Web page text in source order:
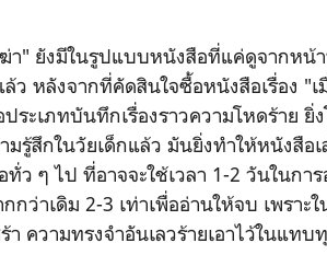
" ยังมีในรูปแบบหนังสือที่แค่ดูจากหน้
ว หลังจากที่คัดสินใจซื้อหนังสือเรื่อง "
ระเภทบันทึกเรื่องราวความโหดร้าย ยิ่ง
รู้สึกในวัยเด็กแล้ว มันยิ่งทำให้หนังสือ
ว ๆ ไป ที่อาจจะใช้เวลา 1-2 วันในกา
ว่าเดิม 2-3 เท่าเพื่ออ่านให้จบ เพราะ
ความทรงจำอันเลวร้ายเอาไว้ในแท